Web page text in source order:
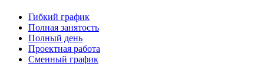
Гибкий график
Полная занятость
Полный день
Проектная работа
Сменный график